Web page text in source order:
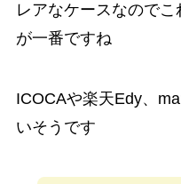
レアなケースなのでこ
が一番ですね
ICOCAや楽天Edy、
いそうです